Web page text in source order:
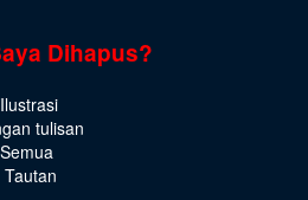
Dihapus?
tulisan